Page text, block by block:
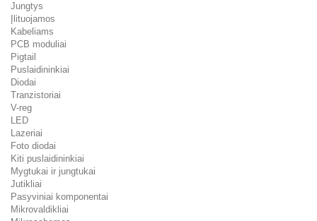
Jungtys
Įlituojamos
Kabeliams
PCB moduliai
Pigtail
Puslaidininkiai
Diodai
Tranzistoriai
V-reg
LED
Lazeriai
Foto diodai
Kiti puslaidininkiai
Mygtukai ir jungtukai
Jutikliai
Pasyviniai komponentai
Mikrovaldikliai